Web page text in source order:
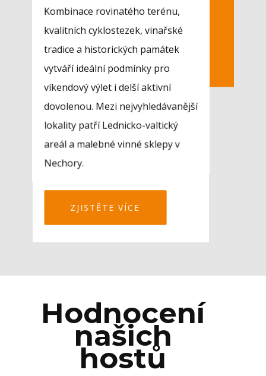
Kombinace rovinatého terénu,
kvalitních cyklostezek, vinařské
tradice a historických památek
vytváří ideální podmínky pro
víkendový výlet i delší aktivní
dovolenou. Mezi nejvyhledávanější
lokality patří Lednicko-valtický
areál a malebné vinné sklepy v
Nechory.
ZJISTĚTE VÍCE
Hodnocení
našich
hostů